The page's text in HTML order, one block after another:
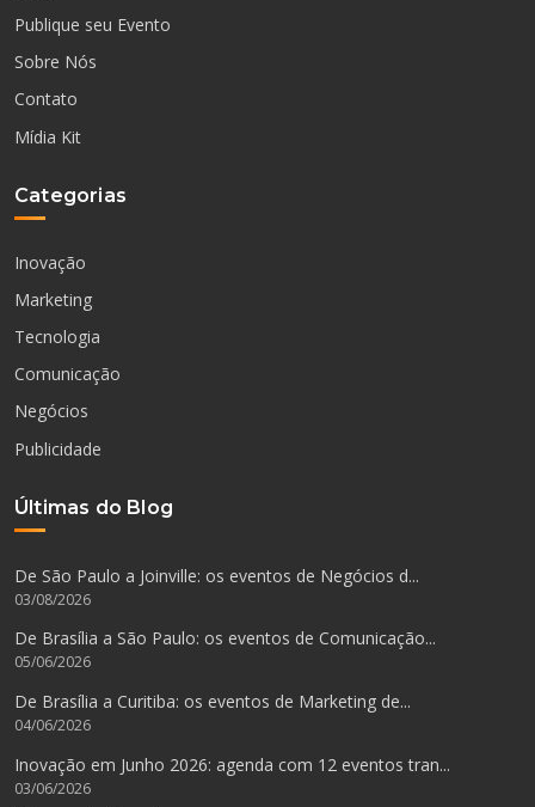
Publique seu Evento
Sobre Nós
Contato
Mídia Kit
Categorias
Inovação
Marketing
Tecnologia
Comunicação
Negócios
Publicidade
Últimas do Blog
De São Paulo a Joinville: os eventos de Negócios d...
03/08/2026
De Brasília a São Paulo: os eventos de Comunicação...
05/06/2026
De Brasília a Curitiba: os eventos de Marketing de...
04/06/2026
Inovação em Junho 2026: agenda com 12 eventos tran...
03/06/2026